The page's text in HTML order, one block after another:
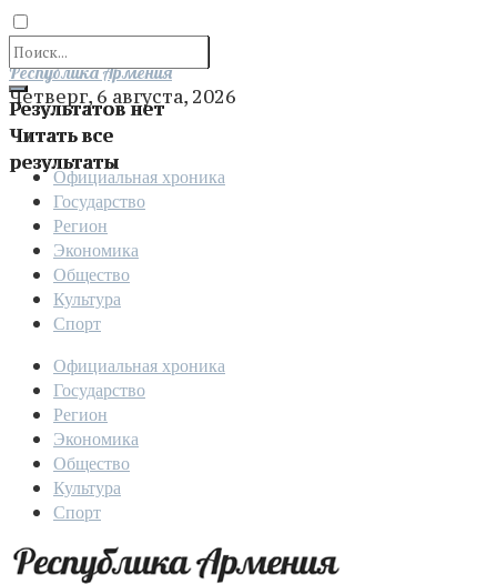
Результатов нет
Читать все
результаты
Отправить
Республика Армения
Четверг, 6 августа, 2026
Официальная хроника
Государство
Регион
Экономика
Общество
Культура
Спорт
Официальная хроника
Государство
Регион
Экономика
Общество
Культура
Спорт